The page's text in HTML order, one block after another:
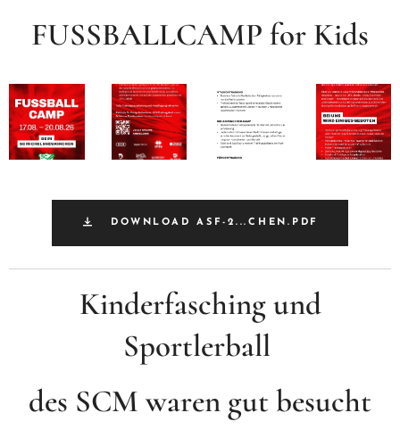
FUSSBALLCAMP for Kids
DOWNLOAD ASF-2...CHEN.PDF
Kinderfasching und
Sportlerball
des SCM waren gut besucht